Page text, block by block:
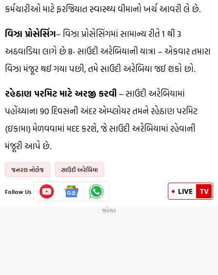
કર્મચારીઓ માટે ફરજિયાત સ્વાસ્થ્ય વીમાનો ખર્ચ આવરી લે છે.
વિઝા પ્રોસેસિંગ– વિઝા પ્રોસેસિંગમાં સામાન્ય રીતે 1 થી 3
અઠવાડિયા લાગે છે 8- સાઉદી અરેબિયાની યાત્રા – એકવાર તમારા
વિઝા મંજૂર થઈ ગયા પછી, તમે સાઉદી અરેબિયા જઈ શકો છો.
રહેઠાણ પરમિટ માટે અરજી કરવી – સાઉદી અરેબિયામાં
પહોંચ્યાના 90 દિવસની અંદર એમ્પ્લોયર તમને રહેઠાણ પરમિટ
(ઇકામા) મેળવવામાં મદદ કરશે, જે સાઉદી અરેબિયામાં રહેવાની
મંજૂરી આપે છે.
જનરલ નોલેજ સાઉદી અરેબિયા
Follow Us LIVE TV